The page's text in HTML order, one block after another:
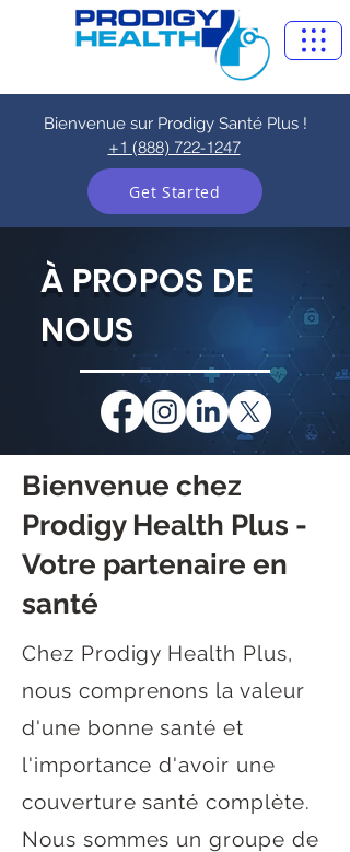
Bienvenue sur Prodigy Santé Plus !
+1 (888) 722-1247
Get Started
À PROPOS DE
NOUS
Bienvenue chez
Prodigy Health Plus -
Votre partenaire en
santé
Chez Prodigy Health Plus,
nous comprenons la valeur
d'une bonne santé et
l'importance d'avoir une
couverture santé complète.
Nous sommes un groupe de